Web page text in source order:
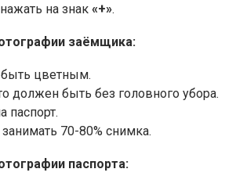
на знак «+».
заёмщика:
цветным.
должен быть без головного убора.
паспорт.
70-80% снимка.
паспорта: